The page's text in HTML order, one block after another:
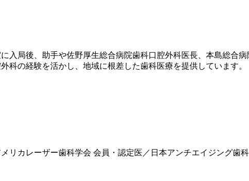
入局後、助手や佐野厚生総合病院歯科口腔外科医長、本島総合
科の経験を活かし、地域に根差した歯科医療を提供しています。
リカレーザー歯科学会 会員・認定医／日本アンチエイジング歯